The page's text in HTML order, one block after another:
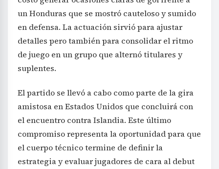
un Honduras que se mostró cauteloso y sumido
en defensa. La actuación sirvió para ajustar
detalles pero también para consolidar el ritmo
de juego en un grupo que alternó titulares y
suplentes.
El partido se llevó a cabo como parte de la gira
amistosa en Estados Unidos que concluirá con
el encuentro contra Islandia. Este último
compromiso representa la oportunidad para que
el cuerpo técnico termine de definir la
estrategia y evaluar jugadores de cara al debut